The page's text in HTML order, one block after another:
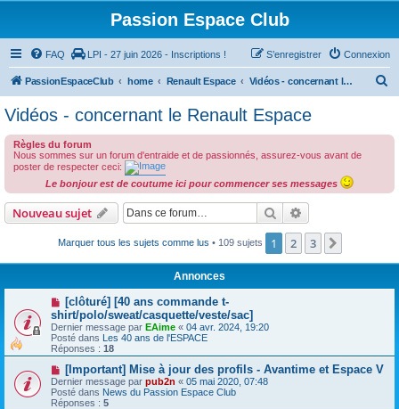
Passion Espace Club
FAQ LPI - 27 juin 2026 - Inscriptions ! Connexion
S’enregistrer
PassionEspaceClub home Renault Espace Vidéos - concernant le Renault Espace
Vidéos - concernant le Renault Espace
Règles du forum
Nous sommes sur un forum d'entraide et de passionnés, assurez-vous avant de
poster de respecter ceci:
Le bonjour est de coutume ici pour commencer ses messages
Nouveau sujet Rechercher
Marquer tous les sujets comme lus • 109 sujets 1 2 3
Annonces
[clôturé] [40 ans commande t-
shirt/polo/sweat/casquette/veste/sac]
Dernier message par EAime « 04 avr. 2024, 19:20
Posté dans Les 40 ans de l'ESPACE
Réponses : 18
[Important] Mise à jour des profils - Avantime et Espace V
Dernier message par pub2n « 05 mai 2020, 07:48
Posté dans News du Passion Espace Club
Réponses : 5